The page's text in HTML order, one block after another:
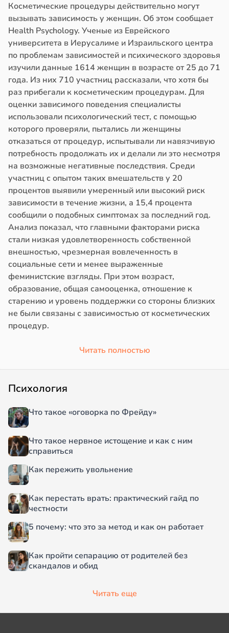
Косметические процедуры действительно могут
вызывать зависимость у женщин. Об этом сообщает
Health Psychology. Ученые из Еврейского
университета в Иерусалиме и Израильского центра
по проблемам зависимостей и психического здоровья
изучили данные 1614 женщин в возрасте от 25 до 71
года. Из них 710 участниц рассказали, что хотя бы
раз прибегали к косметическим процедурам. Для
оценки зависимого поведения специалисты
использовали психологический тест, с помощью
которого проверяли, пытались ли женщины
отказаться от процедур, испытывали ли навязчивую
потребность продолжать их и делали ли это несмотря
на возможные негативные последствия. Среди
участниц с опытом таких вмешательств у 20
процентов выявили умеренный или высокий риск
зависимости в течение жизни, а 15,4 процента
сообщили о подобных симптомах за последний год.
Анализ показал, что главными факторами риска
стали низкая удовлетворенность собственной
внешностью, чрезмерная вовлеченность в
социальные сети и менее выраженные
феминистские взгляды. При этом возраст,
образование, общая самооценка, отношение к
старению и уровень поддержки со стороны близких
не были связаны с зависимостью от косметических
процедур.
Читать полностью
Психология
Что такое «оговорка по Фрейду»
Что такое нервное истощение и как с ним
справиться
Как пережить увольнение
Как перестать врать: практический гайд по
честности
5 почему: что это за метод и как он работает
Как пройти сепарацию от родителей без
скандалов и обид
Читать еще